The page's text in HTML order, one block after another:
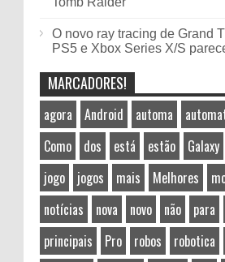
O novo ray tracing de Grand
PS5 e Xbox Series X/S
MARCADORES!
agora Android automa
Como
dos está estão Galaxy
jogo
jogos mais Melhores
notícias
nova novo não para
principais
Pro robos robotica